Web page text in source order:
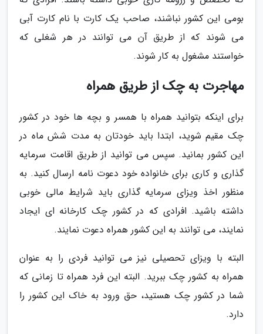
بومی این کشور نباشند، صاحب یک کارت با نام کارت آبی
می شوند که از طریق آن می توانند در هر شغلی که
خواستند مشغول به کار شوند.
مهاجرت به چک از طریق همراه
برای اینکه بتوانید همراه با همسر و بچه ها خود در کشور
چک مقیم شوید، ابتدا باید خودتان به مدت شش ماه در
این کشور بمانید. سپس می توانید از طریق اقامت سرمایه
گذاری و کاری برای خانواده خود دعوت نامه ارسال کنید. به
منظور اخذ ویزای سرمایه گذاری باید شرایط مالی خوبی
داشته باشید. افرادی که در کشور چک کارخانه ای ایجاد
نمایند، می توانند به این کشور همراه دعوت نمایند.
البته با ویزای تحصیلی نیز می توانید فردی را به عنوان
همراه به کشور چک ببرید. البته این فرد همراه تا زمانی که
شما در کشور چک هستید، حق ورود به خاک این کشور را
دارد.